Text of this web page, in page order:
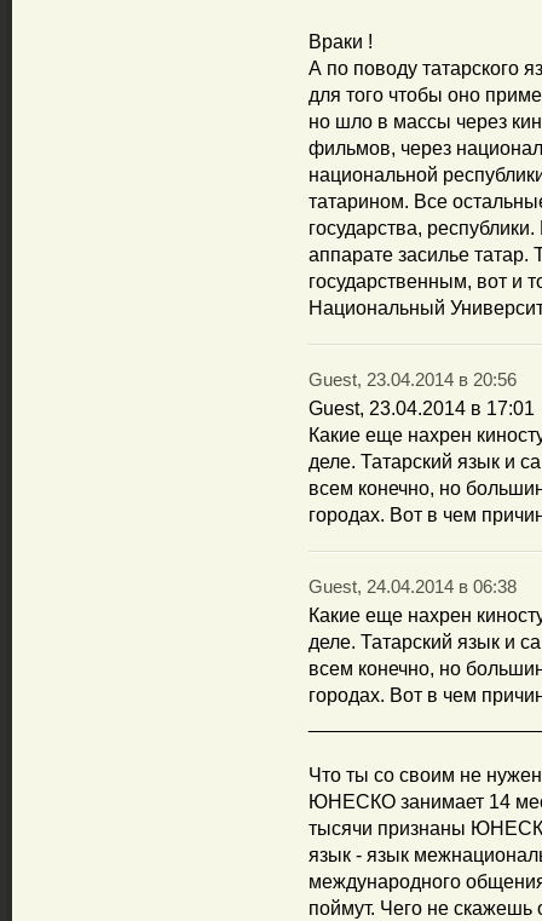
Враки !
А по поводу татарского
для того чтобы оно
но шло в массы через
фильмов, через
национальной
татарином. Все
государства,
аппарате засилье татар.
государственным, вот и
Национальный
Guest, 23.04.2014 в 20:56
Guest, 23.04.2014 в 17:01
Какие еще нахрен
деле. Татарский язык и
всем конечно, но
городах. Вот в чем
Guest, 24.04.2014 в 06:38
Какие еще нахрен
деле. Татарский язык и
всем конечно, но
городах. Вот в чем
Что ты со своим не
ЮНЕСКО занимает 14
тысячи признаны
язык - язык
международного
поймут. Чего не скажешь